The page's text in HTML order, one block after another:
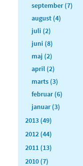
september (7)
august (4)
juli (2)
juni (8)
maj (2)
april (2)
marts (3)
februar (6)
januar (3)
2013 (49)
2012 (44)
2011 (13)
2010 (7)